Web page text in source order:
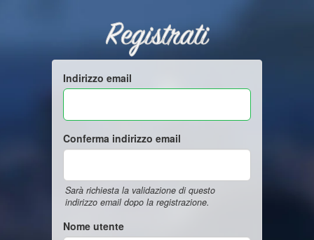
Registrati
Indirizzo email
Conferma indirizzo email
Sarà richiesta la validazione di questo
indirizzo email dopo la registrazione.
Nome utente